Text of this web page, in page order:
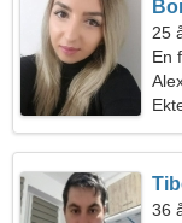
25
En
36